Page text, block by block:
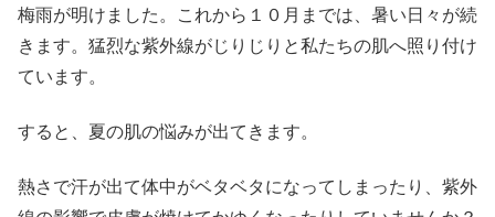
梅雨が明けました。これから１０月までは、暑い日々が続
きます。猛烈な紫外線がじりじりと私たちの肌へ照り付け
ています。
すると、夏の肌の悩みが出てきます。
熱さで汗が出て体中がベタベタになってしまったり、紫外